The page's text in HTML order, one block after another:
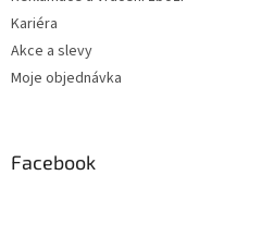
Kariéra
Akce a slevy
Moje objednávka
Facebook